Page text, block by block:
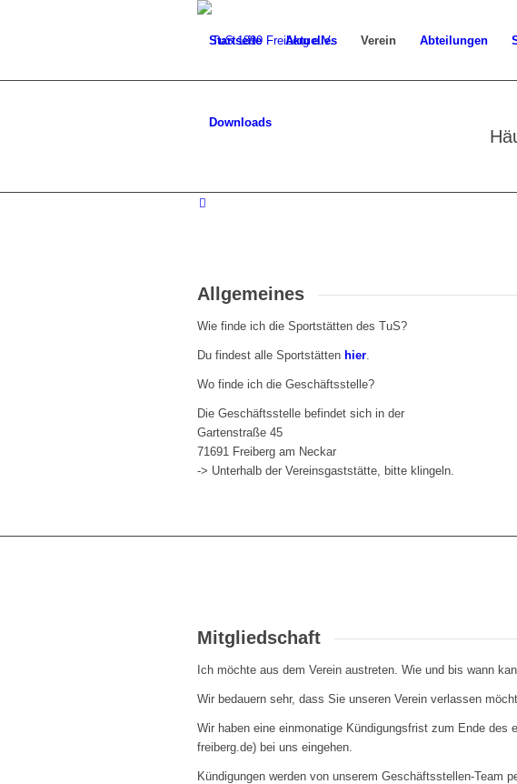
Startseite Aktuelles Verein Abteilungen
Downloads
Allgemeines
Wie finde ich die Sportstätten des TuS?
Du findest alle Sportstätten hier
Wo finde ich die Geschäftsstelle?
Die Geschäftsstelle befindet sich in der
Gartenstraße 45
71691 Freiberg am Neckar
-> Unterhalb der Vereinsgaststätte, bitte klingeln.
Mitgliedschaft
Ich möchte aus dem Verein austreten. Wie und bis wann
Wir bedauern sehr, dass Sie unseren Verein verlassen
Wir haben eine einmonatige Kündigungsfrist zum Ende
freiberg.de) bei uns eingehen.
Kündigungen werden von unserem Geschäftsstellen-